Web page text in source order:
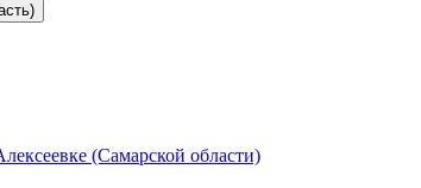
(Самарской области)